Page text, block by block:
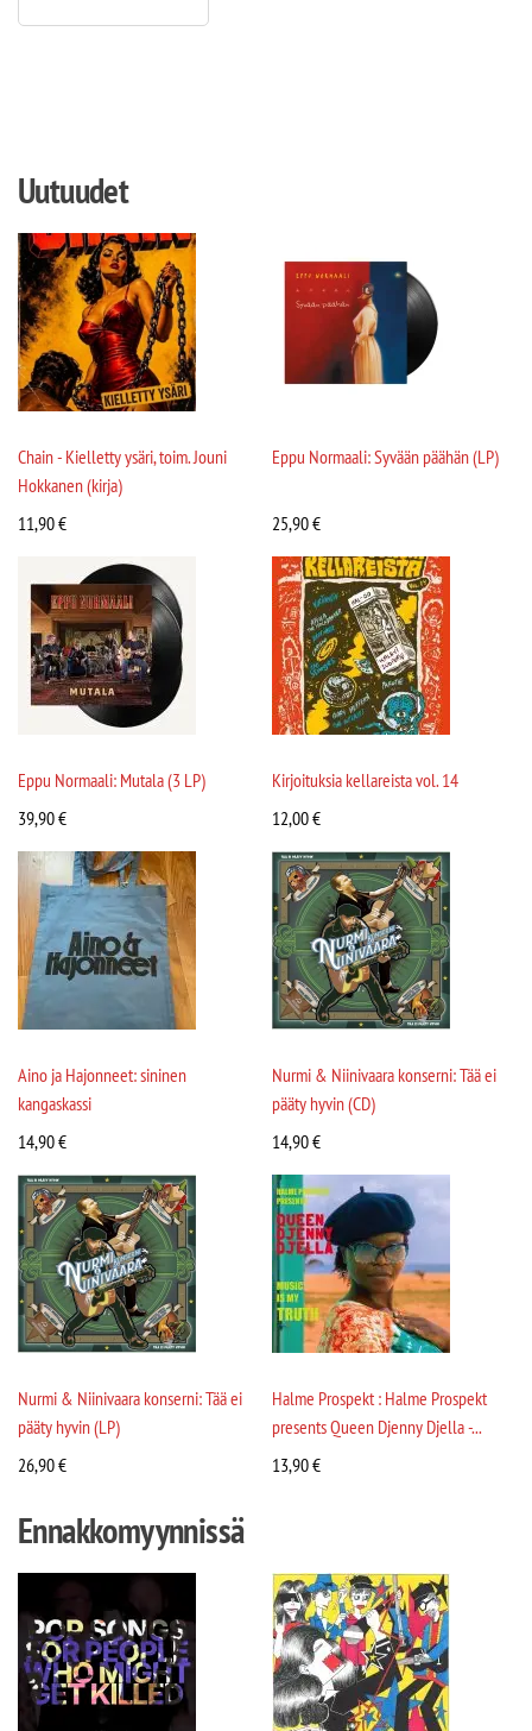
Uutuudet
Chain - Kielletty ysäri, toim. Jouni
Hokkanen (kirja)
11,90€
Eppu Normaali: Syvään päähän (LP)
25,90€
Eppu Normaali: Mutala (3 LP)
39,90€
Kirjoituksia kellareista vol. 14
12,00€
Aino ja Hajonneet: sininen
kangaskassi
14,90€
Nurmi & Niinivaara konserni: Tää ei
pääty hyvin (CD)
14,90€
Nurmi & Niinivaara konserni: Tää ei
pääty hyvin (LP)
26,90€
Halme Prospekt : Halme Prospekt
presents Queen Djenny Djella -...
13,90€
Ennakkomyynnissä